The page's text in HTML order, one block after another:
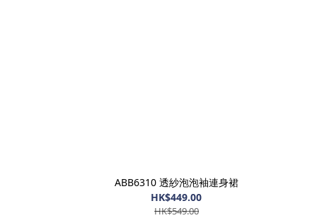
ABB6310 透紗泡泡袖連身裙
HK$449.00
HK$549.00